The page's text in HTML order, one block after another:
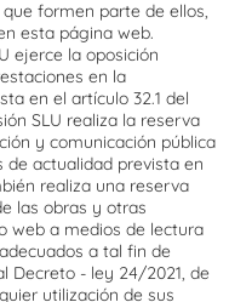
formen parte de ellos,
esta página web.
ejerce la oposición
en la
en el artículo 32.1 del
SLU realiza la reserva
y comunicación pública
actualidad prevista en
realiza una reserva
las obras y otras
web a medios de lectura
a tal fin de
Decreto - ley 24/2021, de
utilización de sus